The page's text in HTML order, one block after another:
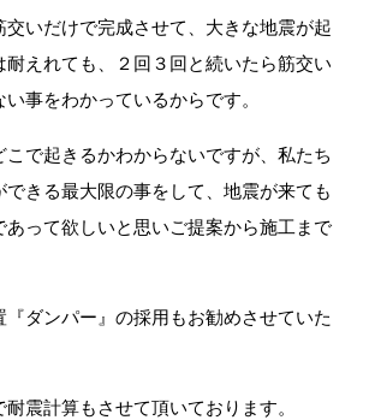
いだけで完成させて、大きな地震が起
耐えれても、２回３回と続いたら筋交い
事をわかっているからです。
こで起きるかわからないですが、私たち
きる最大限の事をして、地震が来ても
あって欲しいと思いご提案から施工まで
ダンパー』の採用もお勧めさせていた
震計算もさせて頂いております。